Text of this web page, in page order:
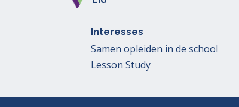
Interesses
Samen opleiden in de school
Lesson Study